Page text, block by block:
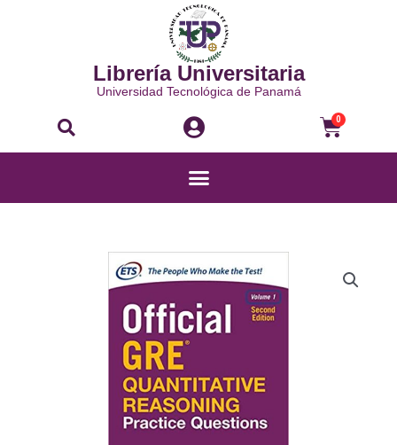
Librería Universitaria
Universidad Tecnológica de Panamá
Buscar 0
Menú